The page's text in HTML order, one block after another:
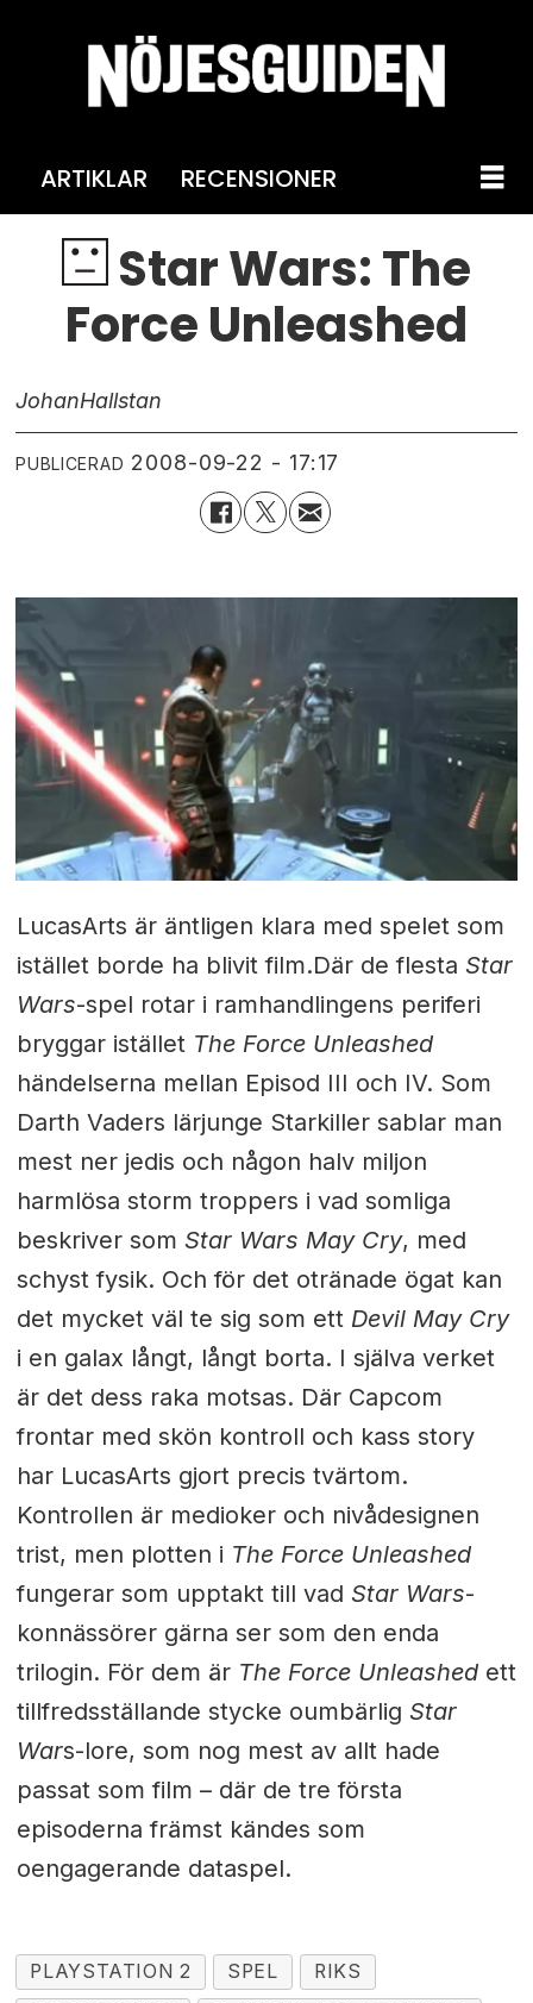
ARTIKLAR RECENSIONER
Star Wars: The
Force Unleashed
JohanHallstan
PUBLICERAD 2008-09-22 - 17:17
LucasArts är äntligen klara med spelet som
istället borde ha blivit film.Där de flesta Star
Wars-spel rotar i ramhandlingens periferi
bryggar istället The Force Unleashed
händelserna mellan Episod III och IV. Som
Darth Vaders lärjunge Starkiller sablar man
mest ner jedis och någon halv miljon
harmlösa storm troppers i vad somliga
beskriver som Star Wars May Cry, med
schyst fysik. Och för det otränade ögat kan
det mycket väl te sig som ett Devil May Cry
i en galax långt, långt borta. I själva verket
är det dess raka motsas. Där Capcom
frontar med skön kontroll och kass story
har LucasArts gjort precis tvärtom.
Kontrollen är medioker och nivådesignen
trist, men plotten i The Force Unleashed
fungerar som upptakt till vad Star Wars-
konnässörer gärna ser som den enda
trilogin. För dem är The Force Unleashedett
tillfredsställande stycke oumbärlig Star
Wars-lore, som nog mest av allt hade
passat som film – där de tre första
episoderna främst kändes som
oengagerande dataspel.
PLAYSTATION 2 SPEL
RIKS